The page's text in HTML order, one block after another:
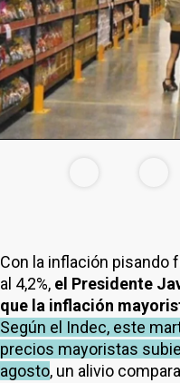
Con la inflación pisando
al 4,2%, el Presidente
que la inflación
Según el Indec, este
precios mayoristas
agosto, un alivio